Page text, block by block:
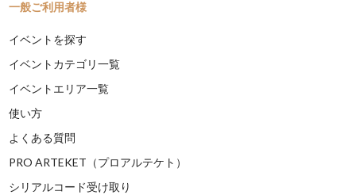
一般ご利用者様
イベントを探す
イベントカテゴリ一覧
イベントエリア一覧
使い方
よくある質問
PRO ARTEKET（プロアルテケト）
シリアルコード受け取り